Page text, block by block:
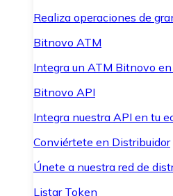
Realiza operaciones de
Bitnovo ATM
Integra un ATM Bitnovo
Bitnovo API
Integra nuestra API en tu
Conviértete en Distribuidor
Únete a nuestra red de
Listar Token